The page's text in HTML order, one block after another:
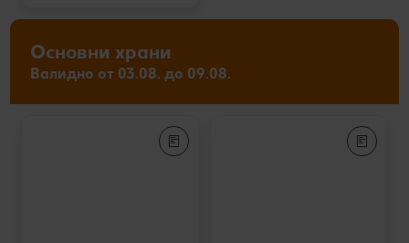
Основни храни
Валидно от 03.08. до 09.08.